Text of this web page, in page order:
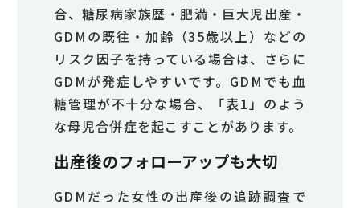
合、糖尿病家族歴・肥満・巨大児出産・
GDMの既往・加齢（35歳以上）などの
リスク因子を持っている場合は、さらに
GDMが発症しやすいです。GDMでも血
糖管理が不十分な場合、「表1」のよう
な母児合併症を起こすことがあります。
出産後のフォローアップも大切
GDMだった女性の出産後の追跡調査で